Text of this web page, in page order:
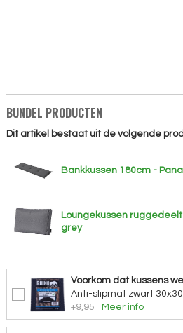
BUNDEL PRODUCTEN
Dit artikel bestaat uit de volgende
Bankkussen 180cm -
Loungekussen
grey
Voorkom dat kussens
Anti-slipmat zwart
+9,95
Meer info